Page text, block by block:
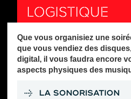
LOGISTIQUE
Que vous organisiez une
que vous vendiez des
digital, il vous faudra encore
aspects physiques des
LA SONORISATION